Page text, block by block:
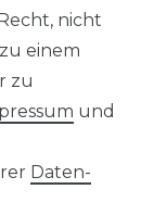
- 434430
nicht
einem
zu
und
Daten­